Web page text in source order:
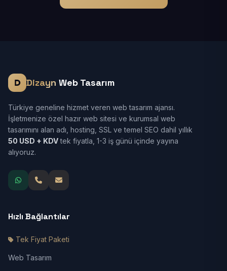
Dizayn Web Tasarım
Türkiye geneline hizmet veren web tasarım ajansı.
İşletmenize özel hazır web sitesi ve kurumsal web
tasarımını alan adı, hosting, SSL ve temel SEO dahil yıllık
50 USD + KDVtek fiyatla, 1-3 iş günü içinde yayına
alıyoruz.
Hızlı Bağlantılar
Tek Fiyat Paketi
Web Tasarım